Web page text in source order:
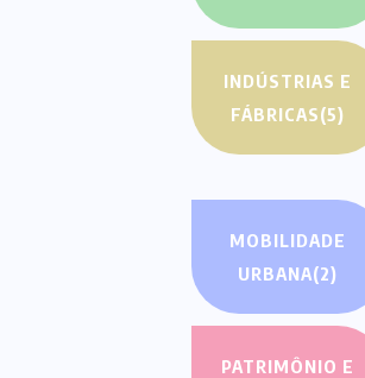
INDÚSTRIAS E
FÁBRICAS(5)
MOBILIDADE
URBANA(2)
PATRIMÔNIO E